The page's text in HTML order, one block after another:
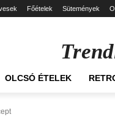
Főételek Sütemények
OLCSÓ ÉTELEK